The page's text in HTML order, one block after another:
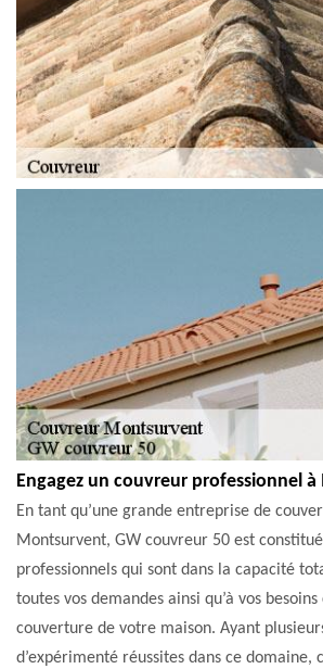
Engagez un couvreur professionnel
En tant qu’une grande entreprise de
Montsurvent, GW couvreur 50 est
professionnels qui sont dans la capacité
toutes vos demandes ainsi qu’à vos
couverture de votre maison. Ayant
d’expérimenté réussites dans ce domaine,